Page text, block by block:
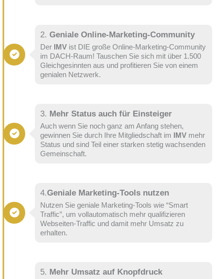
2. Geniale Online-Marketing-Community
Der IMV ist DIE große Online-Marketing-Community
im DACH-Raum! Tauschen Sie sich mit über 1.500
Gleichgesinnten aus und profitieren Sie von einem
genialen Netzwerk.
3. Mehr Status auch für Einsteiger
Auch wenn Sie noch ganz am Anfang stehen,
gewinnen Sie durch Ihre Mitgliedschaft im IMV mehr
Status und sind Teil einer starken stetig wachsenden
Gemeinschaft.
4.Geniale Marketing-Tools nutzen
Nutzen Sie geniale Marketing-Tools wie “Smart
Traffic”, um vollautomatisch mehr qualifizieren
Webseiten-Traffic und damit mehr Umsatz zu
erhalten.
5. Mehr Umsatz auf Knopfdruck